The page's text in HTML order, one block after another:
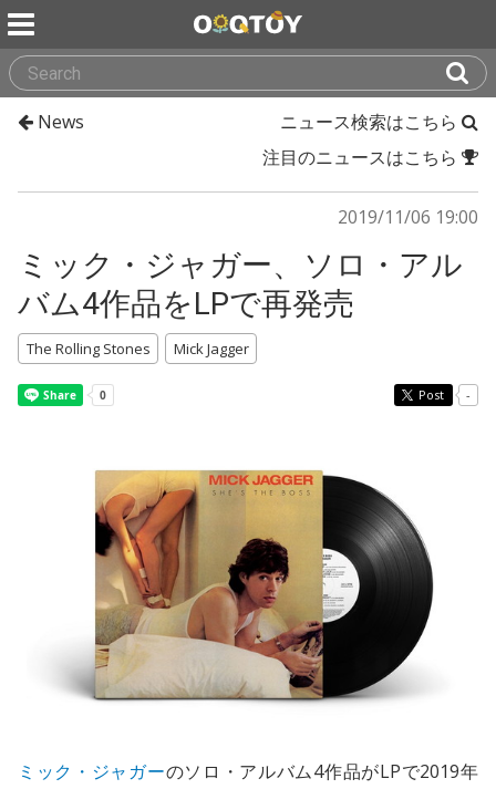
News
ニュース検索はこちら
注目のニュースはこちら
2019/11/06 19:00
ミック・ジャガー、ソロ・アル
バム4作品をLPで再発売
The Rolling Stones Mick Jagger
Post -
ミック・ジャガーのソロ・アルバム4作品がLPで2019年